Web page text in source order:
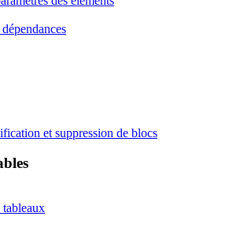
et suppression de blocs